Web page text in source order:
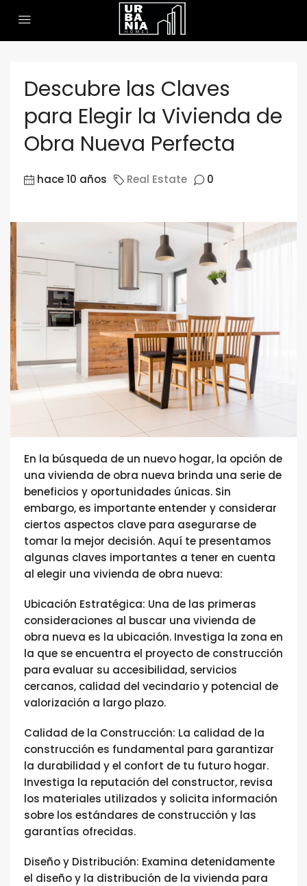
Descubre las Claves
para Elegir la Vivienda de
Obra Nueva Perfecta
hace 10 años Real Estate 0
En la búsqueda de un nuevo hogar, la opción de
una vivienda de obra nueva brinda una serie de
beneficios y oportunidades únicas. Sin
embargo, es importante entender y considerar
ciertos aspectos clave para asegurarse de
tomar la mejor decisión. Aquí te presentamos
algunas claves importantes a tener en cuenta
al elegir una vivienda de obra nueva:
Ubicación Estratégica: Una de las primeras
consideraciones al buscar una vivienda de
obra nueva es la ubicación. Investiga la zona en
la que se encuentra el proyecto de construcción
para evaluar su accesibilidad, servicios
cercanos, calidad del vecindario y potencial de
valorización a largo plazo.
Calidad de la Construcción: La calidad de la
construcción es fundamental para garantizar
la durabilidad y el confort de tu futuro hogar.
Investiga la reputación del constructor, revisa
los materiales utilizados y solicita información
sobre los estándares de construcción y las
garantías ofrecidas.
Diseño y Distribución: Examina detenidamente
el diseño y la distribución de la vivienda para